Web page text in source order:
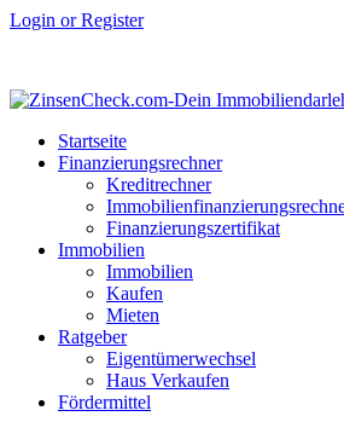
Login or Register
Startseite
Finanzierungsrechner
Kreditrechner
Finanzierungszertifikat
Immobilien
Immobilien
Kaufen
Mieten
Ratgeber
Eigentümerwechsel
Haus Verkaufen
Fördermittel